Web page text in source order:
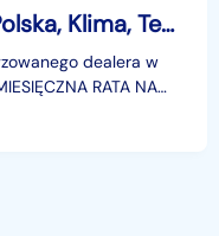
Nissan Qashqai II , Salon Polska, Klima, Tempomat
dealera w
w ogłoszeniu loka